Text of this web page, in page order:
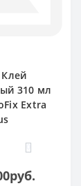
Клей
310 мл
Extra
0